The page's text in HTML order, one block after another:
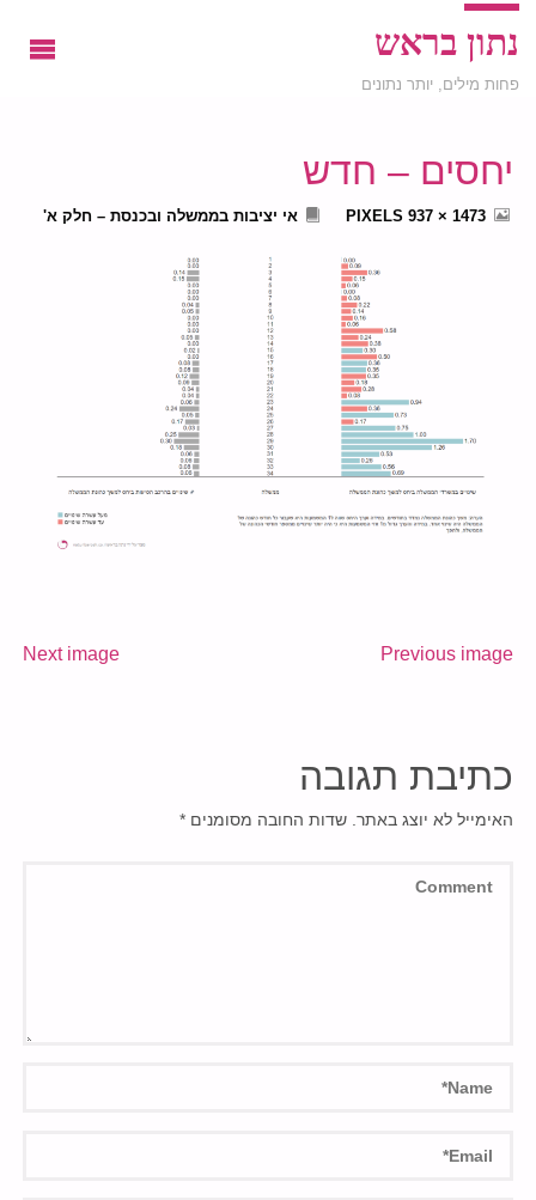
נתון בראש
פחות מילים, יותר נתונים
יחסים – חדש
FULL
1473 × 937
PIXELS אי יציבות בממשלה ובכנסת – חלק א'
Previous image
Next image
כתיבת תגובה
האימייל לא יוצג באתר. שדות החובה מסומנים *